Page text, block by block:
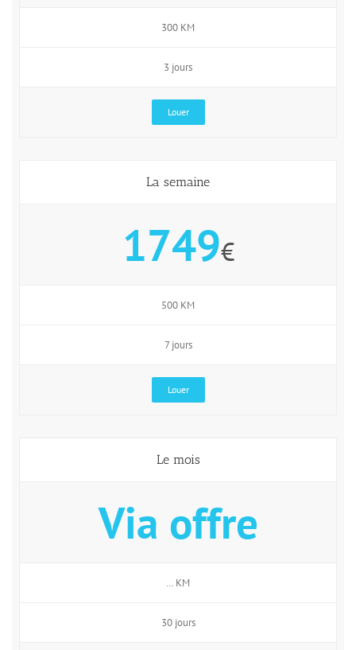
300 KM
3 jours
Louer
La semaine
1749€
500 KM
7 jours
Louer
Le mois
Via offre
… KM
30 jours